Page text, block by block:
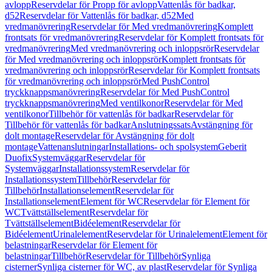
avloppReservdelar för Propp för avloppVattenlås för badkar,
d52Reservdelar för Vattenlås för badkar, d52Med
vredmanövreringReservdelar för Med vredmanövreringKomplett
frontsats för vredmanövreringReservdelar för Komplett frontsats för
vredmanövreringMed vredmanövrering och inloppsrörReservdelar
för Med vredmanövrering och inloppsrörKomplett frontsats för
vredmanövrering och inloppsrörReservdelar för Komplett frontsats
för vredmanövrering och inloppsrörMed PushControl
tryckknappsmanövreringReservdelar för Med PushControl
tryckknappsmanövreringMed ventilkonorReservdelar för Med
ventilkonorTillbehör för vattenlås för badkarReservdelar för
Tillbehör för vattenlås för badkarAnslutningssatsAvstängning för
dolt montageReservdelar för Avstängning för dolt
montageVattenanslutningarInstallations- och spolsystemGeberit
DuofixSystemväggarReservdelar för
SystemväggarInstallationssystemReservdelar för
InstallationssystemTillbehörReservdelar för
TillbehörInstallationselementReservdelar för
InstallationselementElement för WCReservdelar för Element för
WCTvättställselementReservdelar för
TvättställselementBidéelementReservdelar för
BidéelementUrinalelementReservdelar för UrinalelementElement för
belastningarReservdelar för Element för
belastningarTillbehörReservdelar för TillbehörSynliga
cisternerSynliga cisterner för WC, av plastReservdelar för Synliga